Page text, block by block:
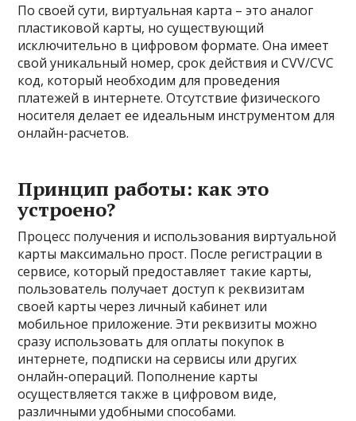
По своей сути, виртуальная карта – это аналог
пластиковой карты, но существующий
исключительно в цифровом формате. Она имеет
свой уникальный номер, срок действия и CVV/CVC
код, который необходим для проведения
платежей в интернете. Отсутствие физического
носителя делает ее идеальным инструментом для
онлайн-расчетов.
Принцип работы: как это
устроено?
Процесс получения и использования виртуальной
карты максимально прост. После регистрации в
сервисе, который предоставляет такие карты,
пользователь получает доступ к реквизитам
своей карты через личный кабинет или
мобильное приложение. Эти реквизиты можно
сразу использовать для оплаты покупок в
интернете, подписки на сервисы или других
онлайн-операций. Пополнение карты
осуществляется также в цифровом виде,
различными удобными способами.